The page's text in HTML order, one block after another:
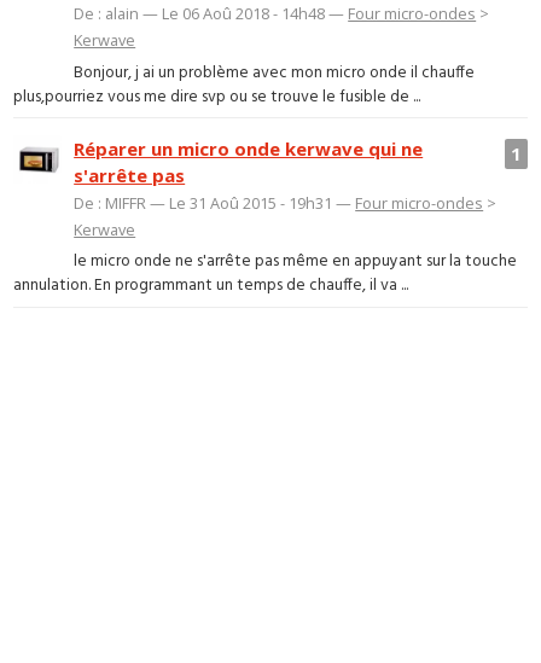
De : alain — Le 06 Aoû 2018 - 14h48 — Four micro-ondes >
Kerwave
Bonjour, j ai un problème avec mon micro onde il chauffe
plus,pourriez vous me dire svp ou se trouve le fusible de ...
1
Réparer un micro onde kerwave qui ne
s'arrête pas
De : MIFFR — Le 31 Aoû 2015 - 19h31 — Four micro-ondes >
Kerwave
le micro onde ne s'arrête pas même en appuyant sur la touche
annulation. En programmant un temps de chauffe, il va ...